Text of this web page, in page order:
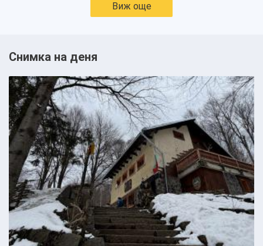
Виж още
Снимка на деня